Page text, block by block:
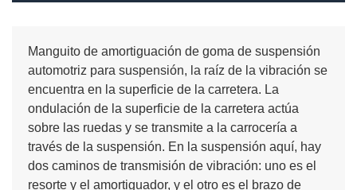
Manguito de amortiguación de goma de suspensión
automotriz para suspensión, la raíz de la vibración se
encuentra en la superficie de la carretera. La
ondulación de la superficie de la carretera actúa
sobre las ruedas y se transmite a la carrocería a
través de la suspensión. En la suspensión aquí, hay
dos caminos de transmisión de vibración: uno es el
resorte y el amortiguador, y el otro es el brazo de